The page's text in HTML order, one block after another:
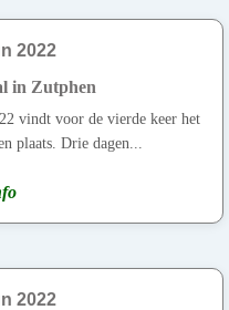
2022
in Zutphen
vindt voor de vierde keer het
plaats. Drie dagen...
2022